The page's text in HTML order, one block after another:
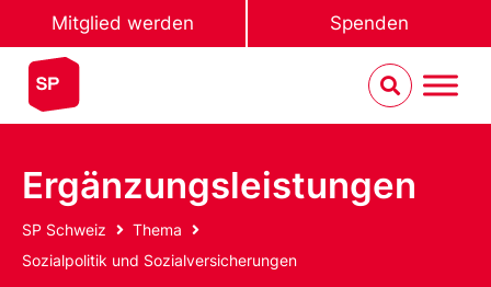
Mitglied werden Spenden
Ergänzungsleistungen
SP Schweiz
Thema
Sozialpolitik und Sozialversicherungen